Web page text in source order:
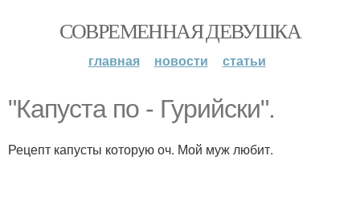
СОВРЕМЕННАЯ ДЕВУШКА
главная новости статьи
"Капуста по - Гурийски".
Рецепт капусты которую оч. Мой муж любит.